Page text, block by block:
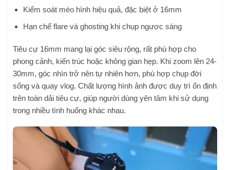
Kiểm soát méo hình hiệu quả, đặc biệt ở 16mm
Hạn chế flare và ghosting khi chụp ngược sáng
Tiêu cự 16mm mang lại góc siêu rộng, rất phù hợp cho
phong cảnh, kiến trúc hoặc không gian hẹp. Khi zoom lên 24-
30mm, góc nhìn trở nên tự nhiên hơn, phù hợp chụp đời
sống và quay vlog. Chất lượng hình ảnh được duy trì ổn định
trên toàn dải tiêu cự, giúp người dùng yên tâm khi sử dụng
trong nhiều tình huống khác nhau.